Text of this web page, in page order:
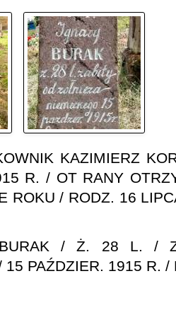
KAZIMIERZ
R. / OT RANY
ROKU / RODZ. 16
BURAK / Ż. 28 L. /
15 PAŹDZIER. 1915 R. /